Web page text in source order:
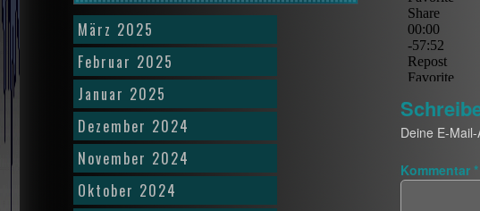
Deine E-
Kommentar *
März 2025
Februar 2025
Januar 2025
Dezember 2024
November 2024
Oktober 2024